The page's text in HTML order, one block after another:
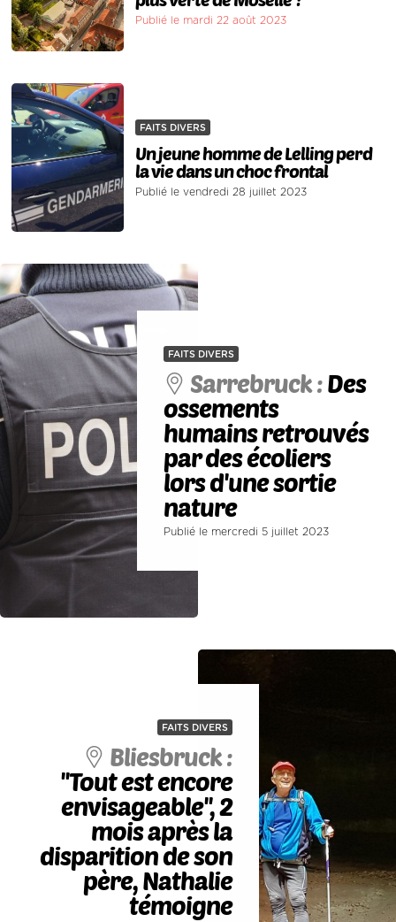
Publié le mardi 22 août 2023
FAITS DIVERS
Un jeune homme de Lelling perd
la vie dans un choc frontal
Publié le vendredi 28 juillet 2023
FAITS DIVERS
Sarrebruck :Des
ossements
humains retrouvés
par des écoliers
lors d'une sortie
nature
Publié le mercredi 5 juillet 2023
FAITS DIVERS
Bliesbruck :
''Tout est encore
envisageable'', 2
mois après la
disparition de son
père, Nathalie
témoigne